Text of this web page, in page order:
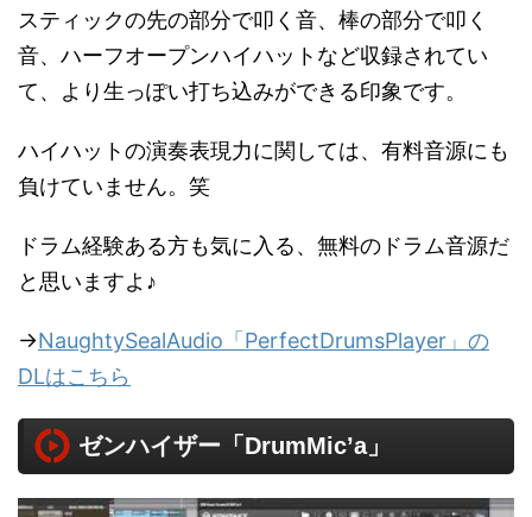
スティックの先の部分で叩く音、棒の部分で叩く
音、ハーフオープンハイハットなど収録されてい
て、より生っぽい打ち込みができる印象です。
ハイハットの演奏表現力に関しては、有料音源にも
負けていません。笑
ドラム経験ある方も気に入る、無料のドラム音源だ
と思いますよ♪
→NaughtySealAudio「PerfectDrumsPlayer」の
DLはこちら
ゼンハイザー「DrumMic’a」